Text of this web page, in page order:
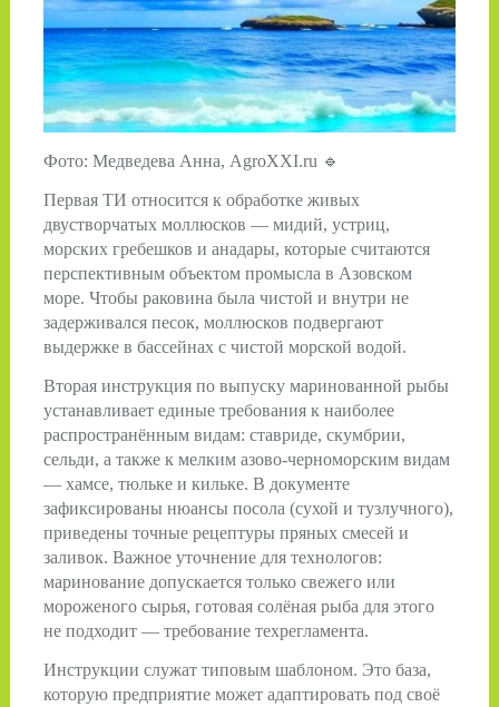
Фото: Медведева Анна, AgroXXI.ru 🔹
Первая ТИ относится к обработке живых
двустворчатых моллюсков — мидий, устриц,
морских гребешков и анадары, которые считаются
перспективным объектом промысла в Азовском
море. Чтобы раковина была чистой и внутри не
задерживался песок, моллюсков подвергают
выдержке в бассейнах с чистой морской водой.
Вторая инструкция по выпуску маринованной рыбы
устанавливает единые требования к наиболее
распространённым видам: ставриде, скумбрии,
сельди, а также к мелким азово-черноморским видам
— хамсе, тюльке и кильке. В документе
зафиксированы нюансы посола (сухой и тузлучного),
приведены точные рецептуры пряных смесей и
заливок. Важное уточнение для технологов:
маринование допускается только свежего или
мороженого сырья, готовая солёная рыба для этого
не подходит — требование техрегламента.
Инструкции служат типовым шаблоном. Это база,
которую предприятие может адаптировать под своё